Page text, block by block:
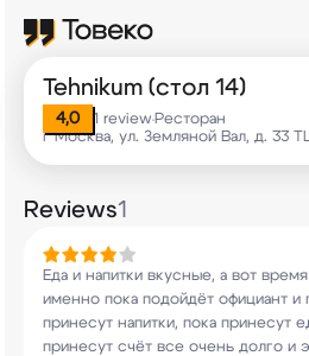
Tehnikum (стол 14)
4,0 1 review•Ресторан
г Москва, ул. Земляной Вал, д. 33
Reviews1
Еда и напитки вкусные, а вот
именно пока подойдёт официант и
принесут напитки, пока принесут
принесут счёт все очень долго и